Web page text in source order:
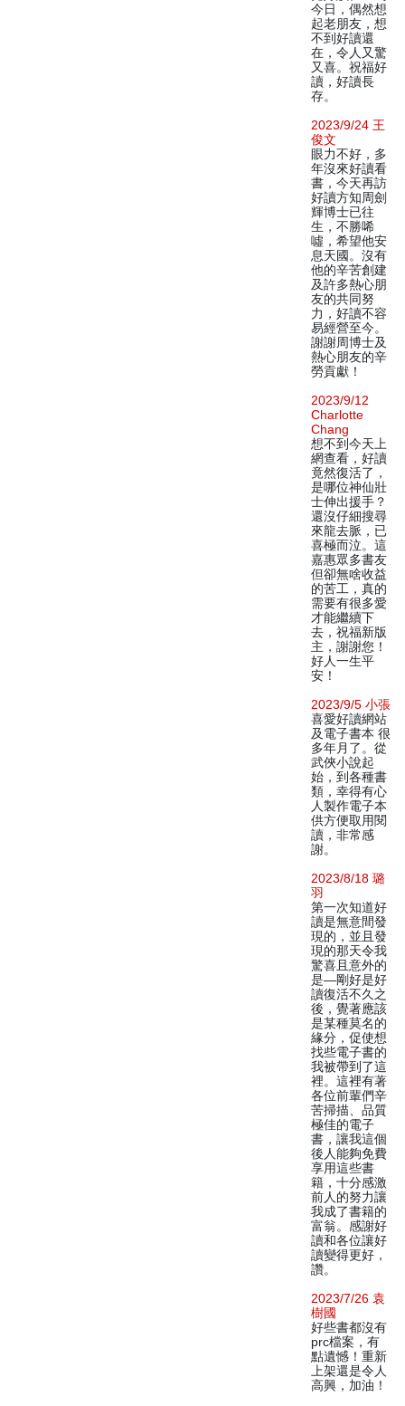
今日，偶然想
起老朋友，想
不到好讀還
在，令人又驚
又喜。祝福好
讀，好讀長
存。
2023/9/24 王
俊文
眼力不好，多
年沒來好讀看
書，今天再訪
好讀方知周劍
輝博士已往
生，不勝唏
噓，希望他安
息天國。沒有
他的辛苦創建
及許多熱心朋
友的共同努
力，好讀不容
易經營至今。
謝謝周博士及
熱心朋友的辛
勞貢獻！
2023/9/12
Charlotte
Chang
想不到今天上
網查看，好讀
竟然復活了，
是哪位神仙壯
士伸出援手？
還沒仔細搜尋
來龍去脈，已
喜極而泣。這
嘉惠眾多書友
但卻無啥收益
的苦工，真的
需要有很多愛
才能繼續下
去，祝福新版
主，謝謝您！
好人一生平
安！
2023/9/5 小張
喜愛好讀網站
及電子書本 很
多年月了。從
武俠小說起
始，到各種書
類，幸得有心
人製作電子本
供方便取用閱
讀，非常感
謝。
2023/8/18 璐
羽
第一次知道好
讀是無意間發
現的，並且發
現的那天令我
驚喜且意外的
是—剛好是好
讀復活不久之
後，覺著應該
是某種莫名的
緣分，促使想
找些電子書的
我被帶到了這
裡。這裡有著
各位前輩們辛
苦掃描、品質
極佳的電子
書，讓我這個
後人能夠免費
享用這些書
籍，十分感激
前人的努力讓
我成了書籍的
富翁。感謝好
讀和各位讓好
讀變得更好，
讚。
2023/7/26 袁
樹國
好些書都沒有
prc檔案，有
點遺憾！重新
上架還是令人
高興，加油！